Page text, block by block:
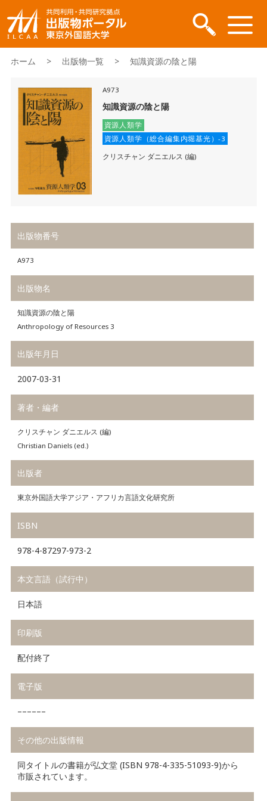
ホーム > 出版物一覧 > 知識資源の陰と陽
A973
知識資源の陰と陽
資源人類学
資源人類学（総合編集内堀基光）-3
クリスチャン ダニエルス (編)
出版物番号
A973
出版物名
知識資源の陰と陽
Anthropology of Resources 3
出版年月日
2007-03-31
著者・編者
クリスチャン ダニエルス (編)
Christian Daniels (ed.)
出版者
東京外国語大学アジア・アフリカ言語文化研究所
ISBN
978-4-87297-973-2
本文言語（試行中）
日本語
印刷版
配付終了
電子版
––––––
その他の出版情報
同タイトルの書籍が弘文堂 (ISBN 978-4-335-51093-9)から
市販されています。